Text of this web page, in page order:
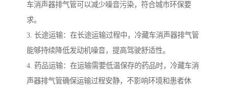
车消声器排气管可以减少噪音污染，符合城市环保要
求。
3. 长途运输：在长途运输过程中，冷藏车消声器排气管
能够持续降低发动机噪音，提高驾驶舒适性。
4. 药品运输：在运输需要低温保存的药品时，冷藏车消
声器排气管确保运输过程安静，不影响环境和患者休